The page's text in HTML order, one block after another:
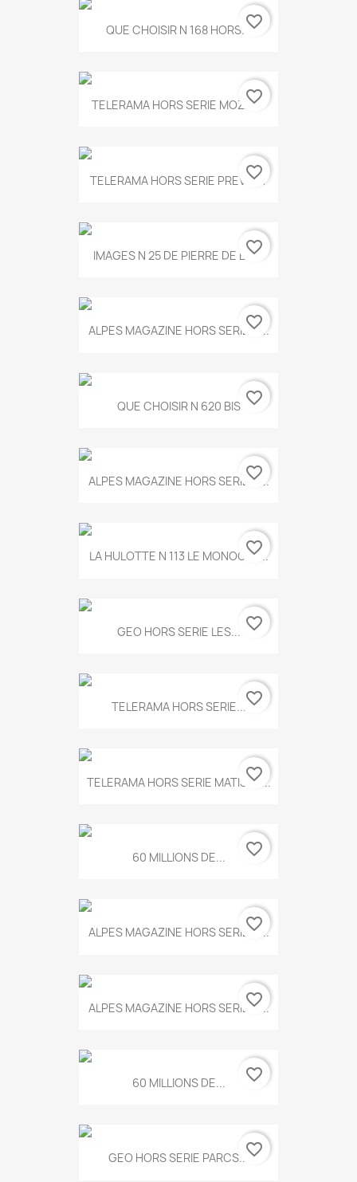
QUE CHOISIR N 168 HORS...favorite_border
TELERAMA HORS SERIE MOZART
favorite_border
TELERAMA HORS SERIE PREVERT
favorite_border
IMAGES N 25 DE PIERRE DE BOIS
favorite_border
ALPES MAGAZINE HORS SERIE N...
favorite_border
QUE CHOISIR N 620 BIS favorite_border
ALPES MAGAZINE HORS SERIE N...
favorite_border
LA HULOTTE N 113 LE MONOCLE...
favorite_border
GEO HORS SERIE LES... favorite_border
TELERAMA HORS SERIE...favorite_border
TELERAMA HORS SERIE MATISSE...
favorite_border
60 MILLIONS DE... favorite_border
ALPES MAGAZINE HORS SERIE N...
favorite_border
ALPES MAGAZINE HORS SERIE N...
favorite_border
60 MILLIONS DE... favorite_border
GEO HORS SERIE PARCS...favorite_border